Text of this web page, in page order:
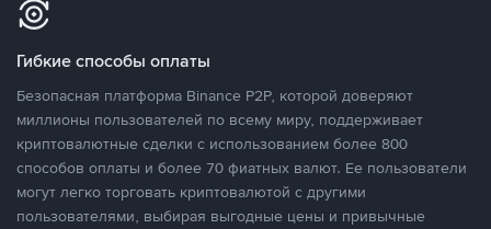
Гибкие способы оплаты
Безопасная платформа Binance P2P, которой доверяют
миллионы пользователей по всему миру, поддерживает
криптовалютные сделки с использованием более 800
способов оплаты и более 70 фиатных валют. Ее пользователи
могут легко торговать криптовалютой с другими
пользователями, выбирая выгодные цены и привычные